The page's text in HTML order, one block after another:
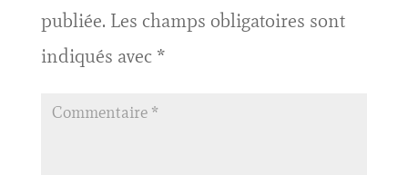
publiée. Les champs obligatoires sont
indiqués avec *